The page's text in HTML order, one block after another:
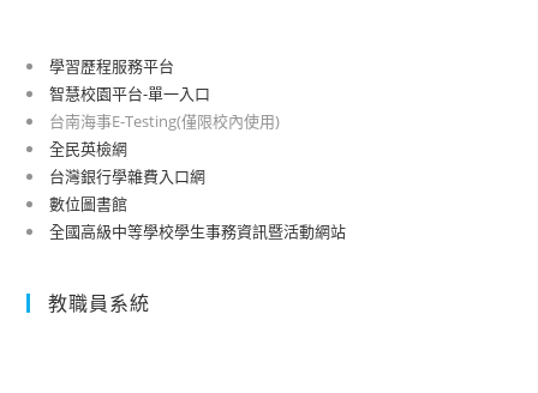
學習歷程服務平台
智慧校園平台-單一入口
台南海事E-Testing(僅限校內使用)
全民英檢網
台灣銀行學雜費入口網
數位圖書館
全國高級中等學校學生事務資訊暨活動網站
教職員系統